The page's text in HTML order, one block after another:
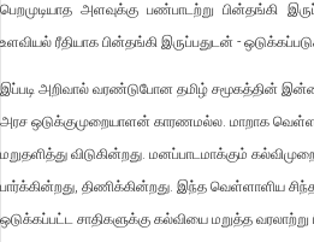
பெறமுடியாத அளவுக்கு பண்பாடற்று பின்தங்கி
உளவியல் ரீதியாக பின்தங்கி இருப்பதுடன் -
இப்படி அறிவால் வரண்டுபோன தமிழ் சமூகத்தின்
அரச ஒடுக்குமுறையாளன் காரணமல்ல. மாறாக
மறுதளித்து விடுகின்றது. மனப்பாடமாக்கும்
பார்க்கின்றது, திணிக்கின்றது. இந்த வெள்ளாளிய
ஒடுக்கப்பட்ட சாதிகளுக்கு கல்வியை மறுத்த